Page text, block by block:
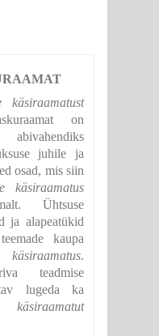
käsiraamatust
on
juhile ja
osad, mis siin
käsiraamatus
Ühtsuse
ja alapeatükid
kaupa
.
teadmise
lugeda ka
käsiraamatut